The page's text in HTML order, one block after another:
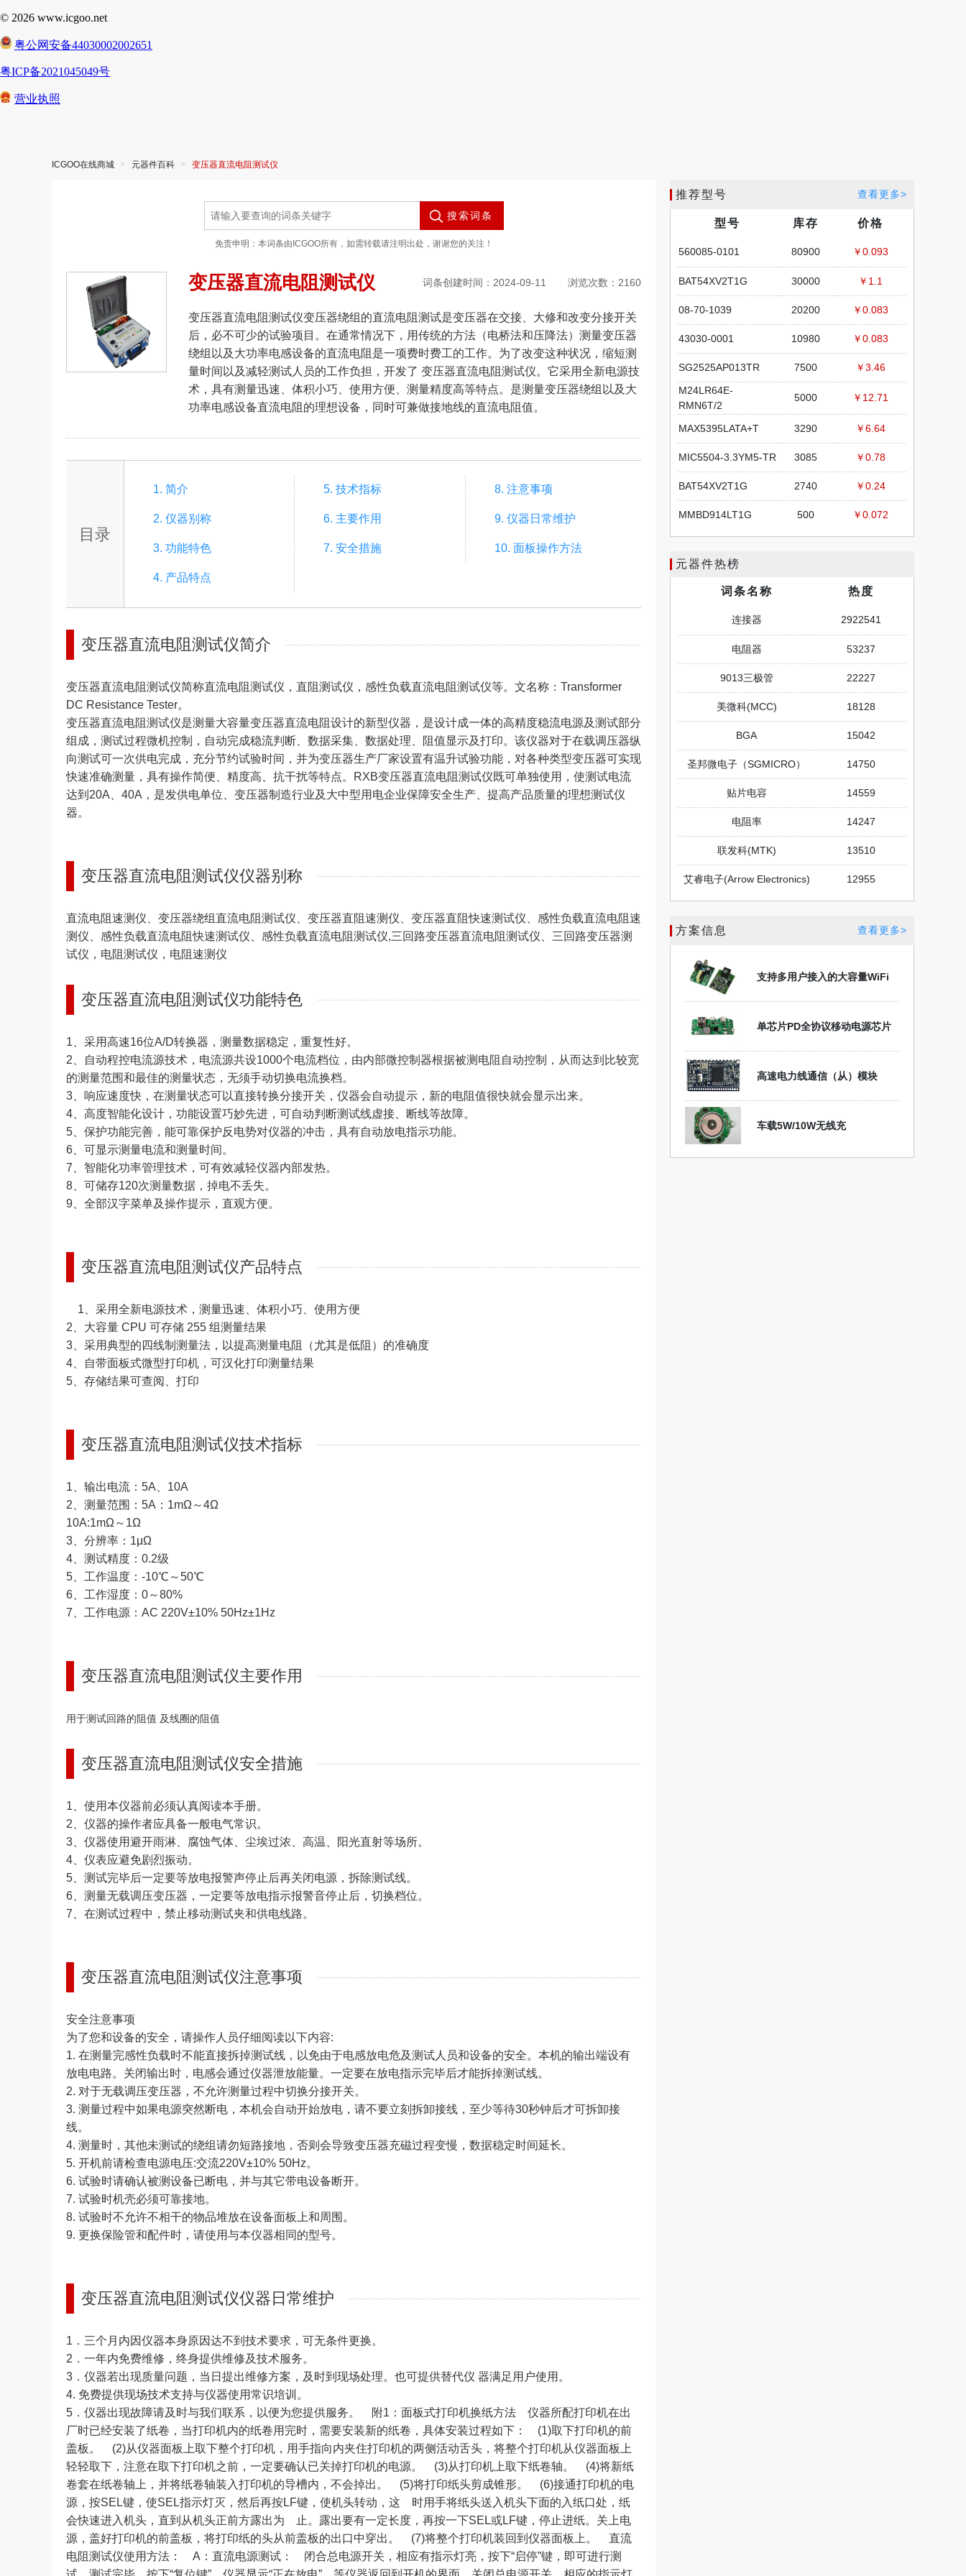
ICGOO在线商城 > 元器件百科 > 变压器直流电阻测试仪
搜索词条
免责申明：本词条由ICGOO所有，如需转载请注明出处，谢谢您的关注！
变压器直流电阻测试仪 词条创建时间：2024-09-11 浏览次数：2160
变压器直流电阻测试仪变压器绕组的直流电阻测试是变压器在交接、大修和改变分接开关
后，必不可少的试验项目。在通常情况下，用传统的方法（电桥法和压降法）测量变压器
绕组以及大功率电感设备的直流电阻是一项费时费工的工作。为了改变这种状况，缩短测
量时间以及减轻测试人员的工作负担，开发了 变压器直流电阻测试仪。它采用全新电源技
术，具有测量迅速、体积小巧、使用方便、测量精度高等特点。是测量变压器绕组以及大
功率电感设备直流电阻的理想设备，同时可兼做接地线的直流电阻值。
目录
1. 简介
2. 仪器别称
3. 功能特色
4. 产品特点
5. 技术指标
6. 主要作用
7. 安全措施
8. 注意事项
9. 仪器日常维护
10. 面板操作方法
变压器直流电阻测试仪简介
变压器直流电阻测试仪简称直流电阻测试仪，直阻测试仪，感性负载直流电阻测试仪等。文名称：Transformer
DC Resistance Tester。
变压器直流电阻测试仪是测量大容量变压器直流电阻设计的新型仪器，是设计成一体的高精度稳流电源及测试部分
组成，测试过程微机控制，自动完成稳流判断、数据采集、数据处理、阻值显示及打印。该仪器对于在载调压器纵
向测试可一次供电完成，充分节约试验时间，并为变压器生产厂家设置有温升试验功能，对各种类型变压器可实现
快速准确测量，具有操作简便、精度高、抗干扰等特点。RXB变压器直流电阻测试仪既可单独使用，使测试电流
达到20A、40A，是发供电单位、变压器制造行业及大中型用电企业保障安全生产、提高产品质量的理想测试仪
器。
变压器直流电阻测试仪仪器别称
直流电阻速测仪、变压器绕组直流电阻测试仪、变压器直阻速测仪、变压器直阻快速测试仪、感性负载直流电阻速
测仪、感性负载直流电阻快速测试仪、感性负载直流电阻测试仪,三回路变压器直流电阻测试仪、三回路变压器测
试仪，电阻测试仪，电阻速测仪
变压器直流电阻测试仪功能特色
1、采用高速16位A/D转换器，测量数据稳定，重复性好。
2、自动程控电流源技术，电流源共设1000个电流档位，由内部微控制器根据被测电阻自动控制，从而达到比较宽
的测量范围和最佳的测量状态，无须手动切换电流换档。
3、响应速度快，在测量状态可以直接转换分接开关，仪器会自动提示，新的电阻值很快就会显示出来。
4、高度智能化设计，功能设置巧妙先进，可自动判断测试线虚接、断线等故障。
5、保护功能完善，能可靠保护反电势对仪器的冲击，具有自动放电指示功能。
6、可显示测量电流和测量时间。
7、智能化功率管理技术，可有效减轻仪器内部发热。
8、可储存120次测量数据，掉电不丢失。
9、全部汉字菜单及操作提示，直观方便。
变压器直流电阻测试仪产品特点
1、采用全新电源技术，测量迅速、体积小巧、使用方便
2、大容量 CPU 可存储 255 组测量结果
3、采用典型的四线制测量法，以提高测量电阻（尤其是低阻）的准确度
4、自带面板式微型打印机，可汉化打印测量结果
5、存储结果可查阅、打印
变压器直流电阻测试仪技术指标
1、输出电流：5A、10A
2、测量范围：5A：1mΩ～4Ω
10A:1mΩ～1Ω
3、分辨率：1μΩ
4、测试精度：0.2级
5、工作温度：-10℃～50℃
6、工作湿度：0～80%
7、工作电源：AC 220V±10% 50Hz±1Hz
变压器直流电阻测试仪主要作用
用于测试回路的阻值 及线圈的阻值
变压器直流电阻测试仪安全措施
1、使用本仪器前必须认真阅读本手册。
2、仪器的操作者应具备一般电气常识。
3、仪器使用避开雨淋、腐蚀气体、尘埃过浓、高温、阳光直射等场所。
4、仪表应避免剧烈振动。
5、测试完毕后一定要等放电报警声停止后再关闭电源，拆除测试线。
6、测量无载调压变压器，一定要等放电指示报警音停止后，切换档位。
7、在测试过程中，禁止移动测试夹和供电线路。
变压器直流电阻测试仪注意事项
安全注意事项
为了您和设备的安全，请操作人员仔细阅读以下内容:
1. 在测量完感性负载时不能直接拆掉测试线，以免由于电感放电危及测试人员和设备的安全。本机的输出端设有
放电电路。关闭输出时，电感会通过仪器泄放能量。一定要在放电指示完毕后才能拆掉测试线。
2. 对于无载调压变压器，不允许测量过程中切换分接开关。
3. 测量过程中如果电源突然断电，本机会自动开始放电，请不要立刻拆卸接线，至少等待30秒钟后才可拆卸接
线。
4. 测量时，其他未测试的绕组请勿短路接地，否则会导致变压器充磁过程变慢，数据稳定时间延长。
5. 开机前请检查电源电压:交流220V±10% 50Hz。
6. 试验时请确认被测设备已断电，并与其它带电设备断开。
7. 试验时机壳必须可靠接地。
8. 试验时不允许不相干的物品堆放在设备面板上和周围。
9. 更换保险管和配件时，请使用与本仪器相同的型号。
变压器直流电阻测试仪仪器日常维护
1．三个月内因仪器本身原因达不到技术要求，可无条件更换。
2．一年内免费维修，终身提供维修及技术服务。
3．仪器若出现质量问题，当日提出维修方案，及时到现场处理。也可提供替代仪 器满足用户使用。
4. 免费提供现场技术支持与仪器使用常识培训。
5．仪器出现故障请及时与我们联系，以便为您提供服务。 附1：面板式打印机换纸方法 仪器所配打印机在出
厂时已经安装了纸卷，当打印机内的纸卷用完时，需要安装新的纸卷，具体安装过程如下： (1)取下打印机的前
盖板。 (2)从仪器面板上取下整个打印机，用手指向内夹住打印机的两侧活动舌头，将整个打印机从仪器面板上
轻轻取下，注意在取下打印机之前，一定要确认已关掉打印机的电源。 (3)从打印机上取下纸卷轴。 (4)将新纸
卷套在纸卷轴上，并将纸卷轴装入打印机的导槽内，不会掉出。 (5)将打印纸头剪成锥形。 (6)接通打印机的电
源，按SEL键，使SEL指示灯灭，然后再按LF键，使机头转动，这 时用手将纸头送入机头下面的入纸口处，纸
会快速进入机头，直到从机头正前方露出为 止。露出要有一定长度，再按一下SEL或LF键，停止进纸。关上电
源，盖好打印机的前盖板，将打印纸的头从前盖板的出口中穿出。 (7)将整个打印机装回到仪器面板上。 直流
电阻测试仪使用方法： A：直流电源测试： 闭合总电源开关，相应有指示灯亮，按下“启停”键，即可进行测
推荐型号 查看更多>
型号 库存 价格
560085-0101 80900 ￥0.093
BAT54XV2T1G 30000 ￥1.1
08-70-1039 20200 ￥0.083
43030-0001 10980 ￥0.083
SG2525AP013TR 7500
￥3.46
M24LR64E-
RMN6T/2
5000 ￥12.71
MAX5395LATA+T 3290 ￥6.64
MIC5504-3.3YM5-TR 3085 ￥0.78
BAT54XV2T1G 2740 ￥0.24
MMBD914LT1G 500 ￥0.072
元器件热榜
词条名称 热度
连接器 2922541
电阻器 53237
9013三极管 22227
美微科(MCC) 18128
BGA 15042
圣邦微电子（SGMICRO） 14750
贴片电容 14559
电阻率 14247
联发科(MTK) 13510
艾睿电子(Arrow Electronics) 12955
方案信息 查看更多>
支持多用户接入的大容量WiFi
单芯片PD全协议移动电源芯片
高速电力线通信（从）模块
车载5W/10W无线充